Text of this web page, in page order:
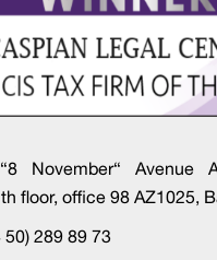
November“ Avenue
floor, office 98 AZ1025,
50) 289 89 73